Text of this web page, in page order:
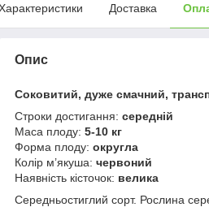
Доставка
Опис
Соковитий, дуже смачний,
Строки достигання: середній
Маса плоду: 5-10 кг
Форма плоду: округла
Колір м’якуша: червоний
Наявність кісточок: велика
Середньостиглий сорт. Рослина